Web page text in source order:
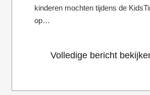
kinderen mochten tijdens de
op…
Volledige bericht